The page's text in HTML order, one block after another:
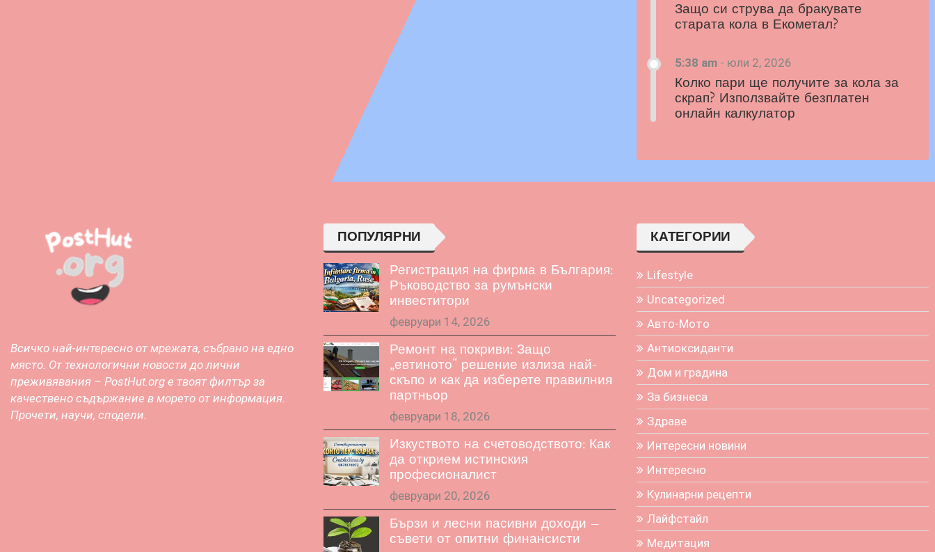
Защо си струва да бракувате
старата кола в Екометал?
5:38 am - юли 2, 2026
Колко пари ще получите за кола за
скрап? Използвайте безплатен
онлайн калкулатор
Всичко най-интересно от мрежата, събрано на едно
място. От технологични новости до лични
преживявания – PostHut.org е твоят филтър за
качествено съдържание в морето от информация.
Прочети, научи, сподели.
ПОПУЛЯРНИ
Регистрация на фирма в България:
Ръководство за румънски
инвеститори
февруари 14, 2026
Ремонт на покриви: Защо
„евтиното“ решение излиза най-
скъпо и как да изберете правилния
партньор
февруари 18, 2026
Изкуството на счетоводството: Как
да открием истинския
професионалист
февруари 20, 2026
Бързи и лесни пасивни доходи –
съвети от опитни финансисти
КАТЕГОРИИ
Lifestyle
Uncategorized
Авто-Мото
Антиоксиданти
Дом и градина
За бизнеса
Здраве
Интересни новини
Интересно
Кулинарни рецепти
Лайфстайл
Медитация